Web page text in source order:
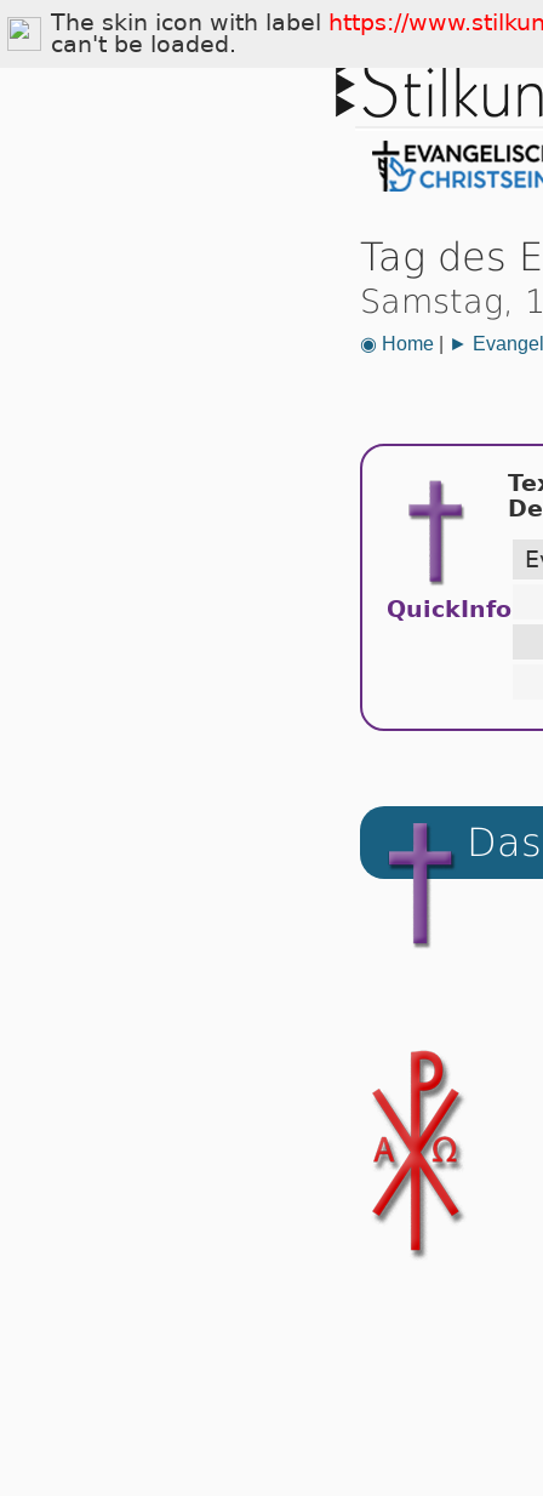
Tag des
Samstag,
◉ Home| ►
QuickInfo
The skin icon with label
https://
can't be loaded.